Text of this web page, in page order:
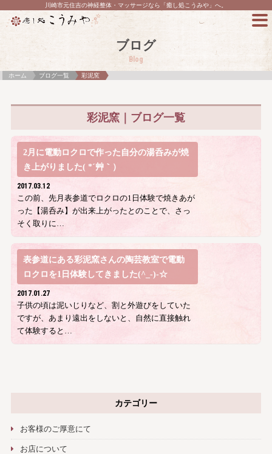
川崎市元住吉の神経整体・マッサージなら「癒し処こうみや」へ。
ブログ
Blog
ホーム ブログ一覧 彩泥窯
彩泥窯｜ブログ一覧
2月に電動ロクロで作った自分の湯呑みが焼
き上がりました( *´艸｀）
2017.03.12
この前、先月表参道でロクロの1日体験で焼きあが
った【湯呑み】が出来上がったとのことで、さっ
そく取りに…
表参道にある彩泥窯さんの陶芸教室で電動
ロクロを1日体験してきました(^_-)-☆
2017.01.27
子供の頃は泥いじりなど、割と外遊びをしていた
ですが、あまり遠出をしないと、自然に直接触れ
て体験すると…
カテゴリー
お客様のご厚意にて
お店について